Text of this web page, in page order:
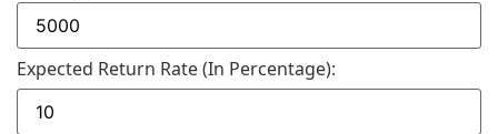
Expected Return Rate (in Percentage):